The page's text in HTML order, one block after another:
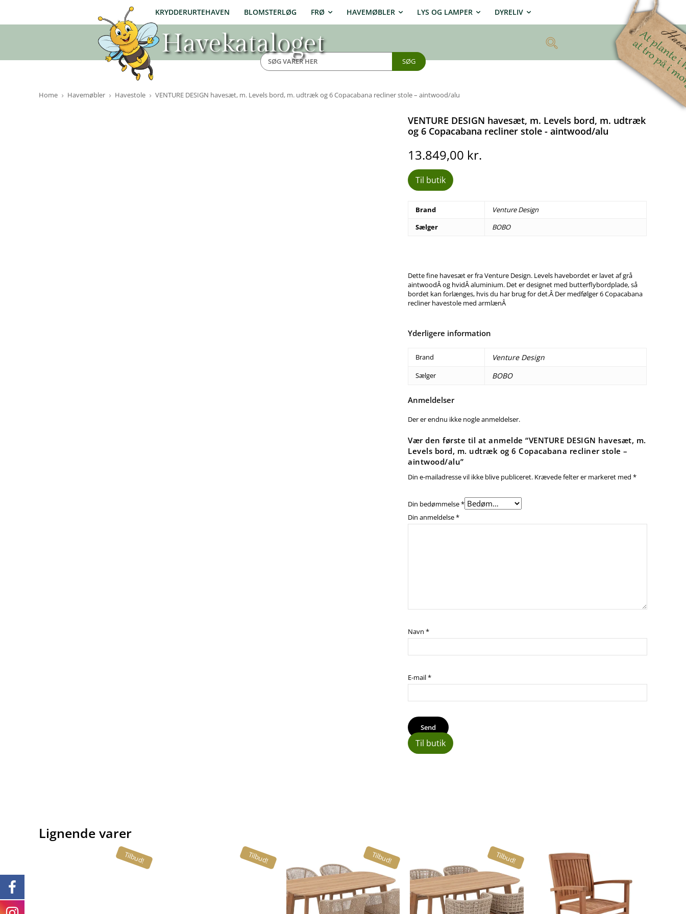
KRYDDERURTEHAVEN BLOMSTERLØG FRØ HAVEMØBLER LYS OG LAMPER DYRELIV
Havekataloget
SØG
Home Havemøbler Havestole VENTURE DESIGN havesæt, m. Levels bord, m. udtræk og 6 Copacabana recliner stole – aintwood/alu
VENTURE DESIGN havesæt, m. Levels bord, m. udtræk
og 6 Copacabana recliner stole - aintwood/alu
13.849,00 kr.
Til butik
Brand
Venture Design
Sælger
BOBO
Dette fine havesæt er fra Venture Design. Levels havebordet er lavet af grå
aintwoodÂ og hvidÂ aluminium. Det er designet med butterflybordplade, så
bordet kan forlænges, hvis du har brug for det.Â Der medfølger 6 Copacabana
recliner havestole med armlænÂ
Yderligere information
Brand Venture Design
Sælger BOBO
Anmeldelser
Der er endnu ikke nogle anmeldelser.
Vær den første til at anmelde “VENTURE DESIGN havesæt, m.
Levels bord, m. udtræk og 6 Copacabana recliner stole –
aintwood/alu”
Din e-mailadresse vil ikke blive publiceret. Krævede felter er markeret med*
Din bedømmelse*
Din anmeldelse*
Navn*
E-mail*
Til butik
Lignende varer
Tilbud! Tilbud! Tilbud! Tilbud!